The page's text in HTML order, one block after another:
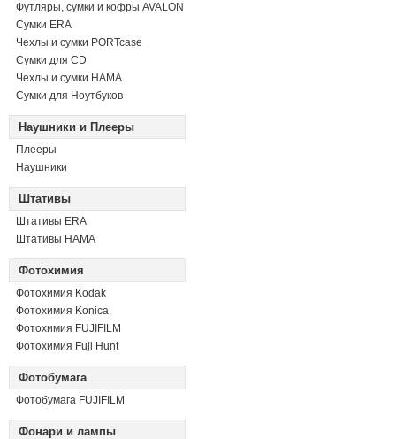
Футляры, сумки и кофры AVALON
Сумки ERA
Чехлы и сумки PORTcase
Сумки для CD
Чехлы и сумки HAMA
Сумки для Ноутбуков
Наушники и Плееры
Плееры
Наушники
Штативы
Штативы ERA
Штативы HAMA
Фотохимия
Фотохимия Kodak
Фотохимия Konica
Фотохимия FUJIFILM
Фотохимия Fuji Hunt
Фотобумага
Фотобумага FUJIFILM
Фонари и лампы